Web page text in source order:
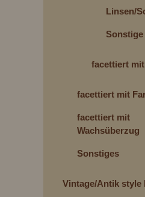
Linsen/
Sonstige
facettiert
facettiert mit
facettiert mit
Wachsüberzug
Sonstiges
Vintage/Antik style